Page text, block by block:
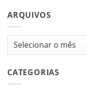
ARQUIVOS
Arquivos
CATEGORIAS